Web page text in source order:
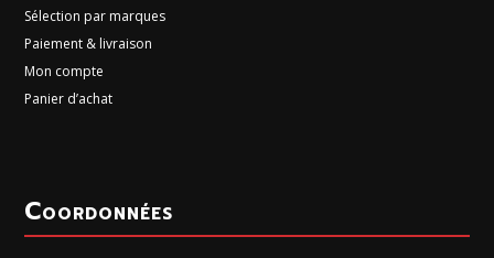
Sélection par marques
Paiement & livraison
Mon compte
Panier d’achat
Coordonnées